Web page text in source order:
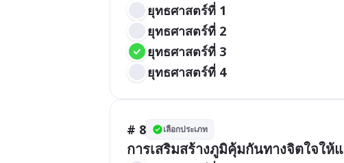
ยุทธศาสตร์ที่ 1
ยุทธศาสตร์ที่ 2
ยุทธศาสตร์ที่ 3
ยุทธศาสตร์ที่ 4
# 8 เลือกประเภท
การเสริมสร้างภูมิคุ้มกันทางจิตใจให้